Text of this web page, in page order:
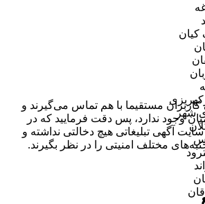
کیان
شهر
کاربران مستقیما با هم تماس می‌گیرند و
وجود ندارد، پس دقت فرمایید که در
آگهی تبلیغاتی هیچ دخالتی نداشته و
مختلف امنیتی را در نظر بگیرند.